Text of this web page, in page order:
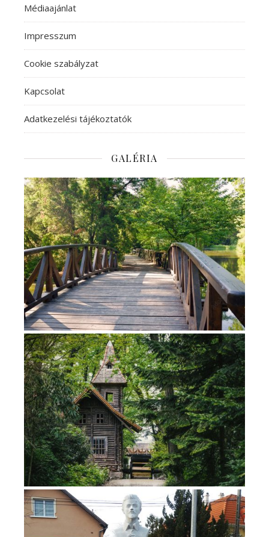
Médiaajánlat
Impresszum
Cookie szabályzat
Kapcsolat
Adatkezelési tájékoztatók
GALÉRIA